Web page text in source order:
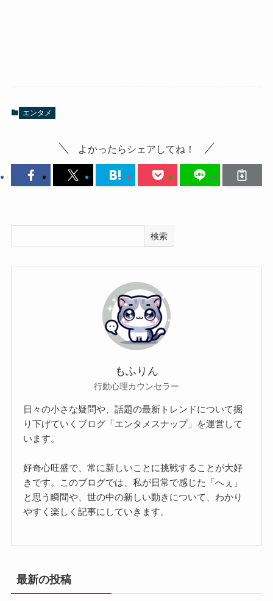
エンタメ
よかったらシェアしてね！
検索
もふりん
行動心理カウンセラー
日々の小さな疑問や、話題の最新トレンドについて掘
り下げていくブログ「エンタメスナップ」を運営して
います。
好奇心旺盛で、常に新しいことに挑戦することが大好
きです。このブログでは、私が日常で感じた「へぇ」
と思う瞬間や、世の中の新しい動きについて、わかり
やすく楽しく記事にしていきます。
最新の投稿